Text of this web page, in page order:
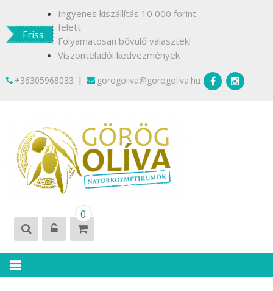
contentFriss
Ingyenes kiszállítás 10 000 forint
felett
Folyamatosan bővülő választék!
Viszonteladói kedvezmények
+36305968033 | gorogoliva@gorogoliva.hu
0